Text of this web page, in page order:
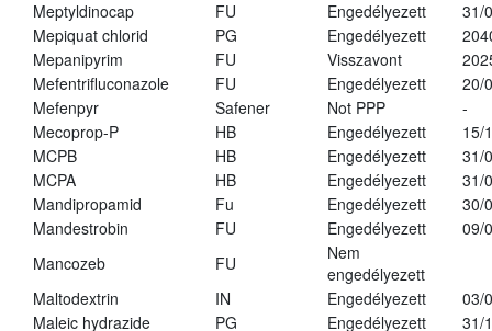
Meptyldinocap FU Engedélyezett
31/
Mepiquat chlorid
PG Engedélyezett
Mepanipyrim
FU Visszavont
Mefentrifluconazole
FU Engedélyezett
20/
Mefenpyr
Safener Not PPP
-
Mecoprop-P
HB Engedélyezett
15/
MCPB
HB Engedélyezett
31/
MCPA
HB Engedélyezett
31/
Mandipropamid
Fu Engedélyezett
30/
Mandestrobin
FU Engedélyezett
09/
Mancozeb
FU
Nem
engedélyezett
Maltodextrin
IN Engedélyezett
03/
Maleic hydrazide
PG Engedélyezett
31/